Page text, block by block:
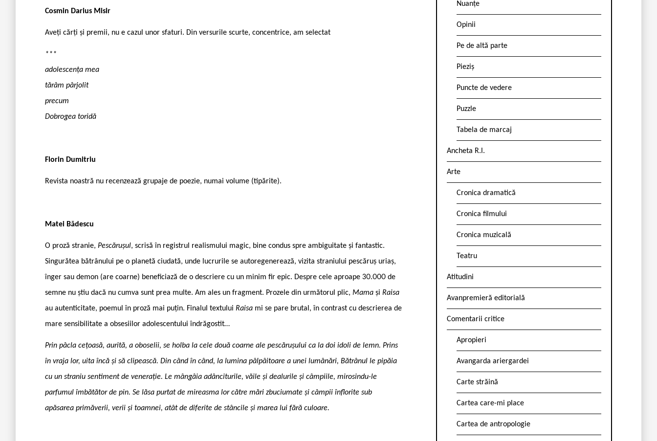
Cosmin Darius Misir
Aveți cărți și premii, nu e cazul unor sfaturi. Din versurile scurte, concentrice, am selectat
***
adolescența mea
tărâm pârjolit
precum
Dobrogea toridă
Florin Dumitriu
Revista noastră nu recenzează grupaje de poezie, numai volume (tipărite).
Matei Bădescu
O proză stranie, Pescărușul, scrisă în registrul realismului magic, bine condus spre ambiguitate și fantastic.
Singurătea bătrânului pe o planetă ciudată, unde lucrurile se autoregenerează, vizita straniului pescăruș uriaș,
înger sau demon (are coarne) beneficiază de o descriere cu un minim fir epic. Despre cele aproape 30.000 de
semne nu știu dacă nu cumva sunt prea multe. Am ales un fragment. Prozele din următorul plic, Mama și Raisa
au autenticitate, poemul în proză mai puțin. Finalul textului Raisa mi se pare brutal, în contrast cu descrierea de
mare sensibilitate a obsesiilor adolescentului îndrăgostit…
Prin pâcla cețoasă, aurită, a oboselii, se holba la cele două coarne ale pescărușului ca la doi idoli de lemn. Prins
în vraja lor, uita încă și să clipească. Din când în când, la lumina pâlpâitoare a unei lumânări, Bătrânul le pipăia
cu un straniu sentiment de venerație. Le mângâia adânciturile, văile și dealurile și câmpiile, mirosindu-le
parfumul îmbătător de pin. Se lăsa purtat de mireasma lor către mări zbuciumate și câmpii înflorite sub
apăsarea primăverii, verii și toamnei, atât de diferite de stâncile și marea lui fără culoare.
Nuanțe
Opinii
Pe de altă parte
Pieziș
Puncte de vedere
Puzzle
Tabela de marcaj
Ancheta R.l.
Arte
Cronica dramatică
Cronica filmului
Cronica muzicală
Teatru
Atitudini
Avanpremieră editorială
Comentarii critice
Apropieri
Avangarda ariergardei
Carte străină
Cartea care-mi place
Cartea de antropologie